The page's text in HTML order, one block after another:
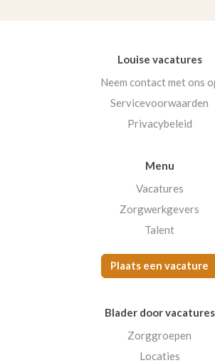
Louise vacatures
Neem contact met ons
Servicevoorwaarden
Privacybeleid
Menu
Vacatures
Zorgwerkgevers
Talent
Plaats een vacature
Blader door vacatures
Zorggroepen
Locaties